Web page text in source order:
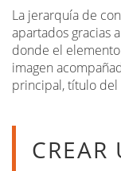
La jerarquía de
apartados gracias
donde el
imagen
principal, título
CREAR